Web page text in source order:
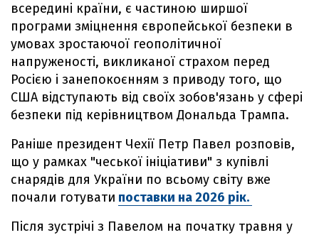
всередині країни, є частиною ширшої
програми зміцнення європейської безпеки в
умовах зростаючої геополітичної
напруженості, викликаної страхом перед
Росією і занепокоєнням з приводу того, що
США відступають від своїх зобов'язань у сфері
безпеки під керівництвом Дональда Трампа.
Раніше президент Чехії Петр Павел розповів,
що у рамках "чеської ініціативи" з купівлі
снарядів для України по всьому світу вже
почали готувати поставки на 2026 рік.
Після зустрічі з Павелом на початку травня у